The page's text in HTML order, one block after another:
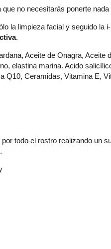
que no necesitarás ponerte
la limpieza facial y seguido la
.
Aceite de Onagra, Aceite
elastina marina. Acido
Q10, Ceramidas, Vitamina E,
todo el rostro realizando un